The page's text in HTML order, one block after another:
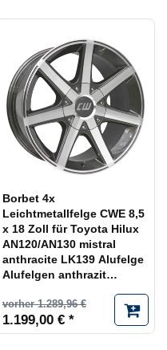
Borbet 4x
Leichtmetallfelge CWE 8,5
x 18 Zoll für Toyota Hilux
AN120/AN130 mistral
anthracite LK139 Alufelge
Alufelgen anthrazit
vorher 1.289,96 €
1.199,00 € *